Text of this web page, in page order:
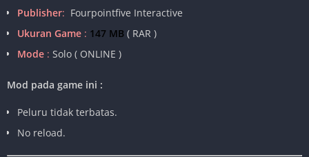
Publisher: Fourpointfive Interactive
Ukuran Game : 147 MB ( RAR )
Mode : Solo ( ONLINE )
Mod pada game ini :
Peluru tidak terbatas.
No reload.